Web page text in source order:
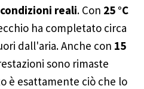
reali. Con 25 °C
ha completato circa
dall'aria. Anche con 15
sono rimaste
è esattamente ciò che lo